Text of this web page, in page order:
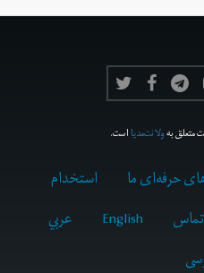
متعلق بهولانت‌مدیااست.
حرفه‌ای ما
استخدام
تماس English
عربي